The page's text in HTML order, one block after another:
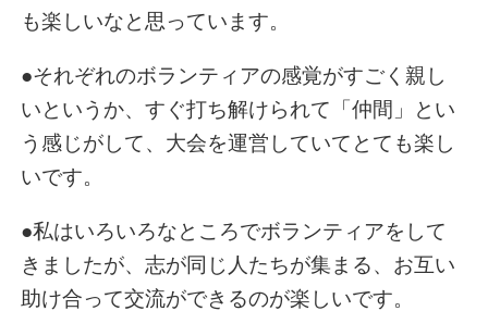
も楽しいなと思っています。
●それぞれのボランティアの感覚がすごく親し
いというか、すぐ打ち解けられて「仲間」とい
う感じがして、大会を運営していてとても楽し
いです。
●私はいろいろなところでボランティアをして
きましたが、志が同じ人たちが集まる、お互い
助け合って交流ができるのが楽しいです。